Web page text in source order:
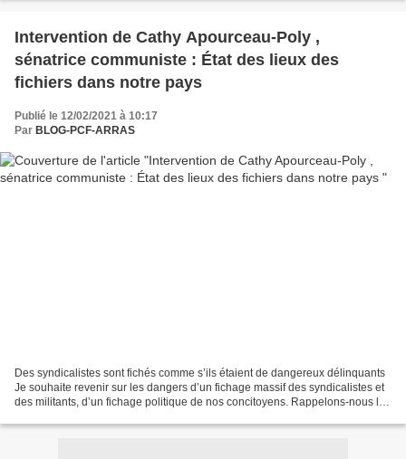
Intervention de Cathy Apourceau-Poly ,
sénatrice communiste : État des lieux des
fichiers dans notre pays
Publié le 12/02/2021 à 10:17
Par BLOG-PCF-ARRAS
Des syndicalistes sont fichés comme s’ils étaient de dangereux délinquants
Je souhaite revenir sur les dangers d’un fichage massif des syndicalistes et
des militants, d’un fichage politique de nos concitoyens. Rappelons-nous la